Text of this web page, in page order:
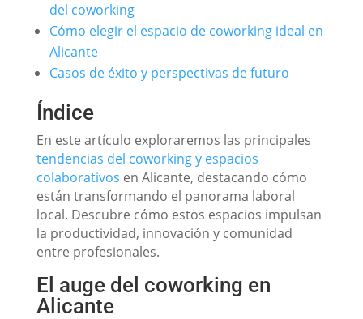
del coworking
Cómo elegir el espacio de coworking ideal en
Alicante
Casos de éxito y perspectivas de futuro
Índice
En este artículo exploraremos las principales
tendencias del coworking y espacios
colaborativos en Alicante, destacando cómo
están transformando el panorama laboral
local. Descubre cómo estos espacios impulsan
la productividad, innovación y comunidad
entre profesionales.
El auge del coworking en
Alicante